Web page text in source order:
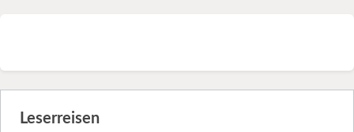
Leserreisen